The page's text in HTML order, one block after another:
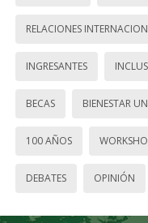
RELACIONES
INGRESANTES
BECAS BIENESTAR
100 AÑOS
DEBATES OPINIÓN